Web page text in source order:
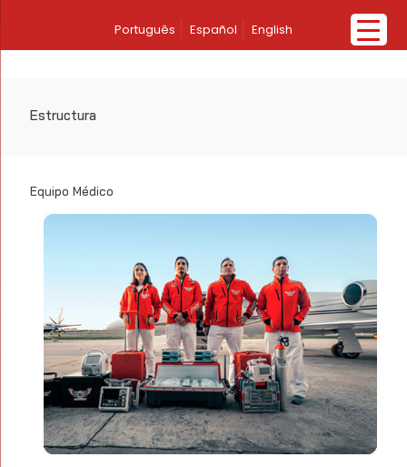
Português Español English
Estructura
Equipo Médico